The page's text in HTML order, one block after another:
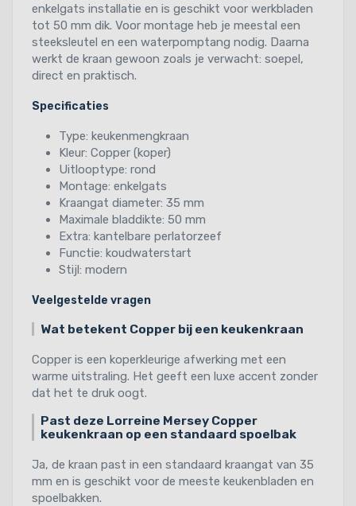
enkelgats installatie en is geschikt voor werkbladen
tot 50 mm dik. Voor montage heb je meestal een
steeksleutel en een waterpomptang nodig. Daarna
werkt de kraan gewoon zoals je verwacht: soepel,
direct en praktisch.
Specificaties
Type: keukenmengkraan
Kleur: Copper (koper)
Uitlooptype: rond
Montage: enkelgats
Kraangat diameter: 35 mm
Maximale bladdikte: 50 mm
Extra: kantelbare perlatorzeef
Functie: koudwaterstart
Stijl: modern
Veelgestelde vragen
Wat betekent Copper bij een keukenkraan
Copper is een koperkleurige afwerking met een
warme uitstraling. Het geeft een luxe accent zonder
dat het te druk oogt.
Past deze Lorreine Mersey Copper
keukenkraan op een standaard spoelbak
Ja, de kraan past in een standaard kraangat van 35
mm en is geschikt voor de meeste keukenbladen en
spoelbakken.